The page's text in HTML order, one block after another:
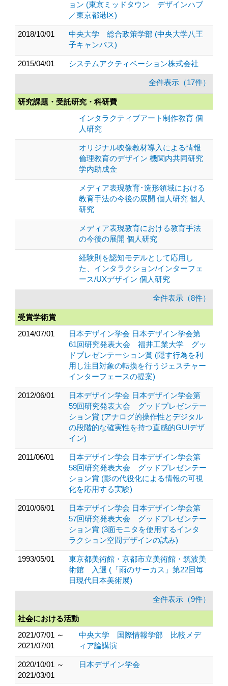
ョン (東京ミッドタウン デザインハブ
／東京都港区)
2018/10/01
中央大学 総合政策学部 (中央大学八王
子キャンパス)
2015/04/01 システムアクティベーション株式会社
全件表示（17件）
研究課題・受託研究・科研費
インタラクティブアート制作教育 個
人研究
オリジナル映像教材導入による情報
倫理教育のデザイン 機関内共同研究
学内助成金
メディア表現教育･造形領域における
教育手法の今後の展開 個人研究 個人
研究
メディア表現教育における教育手法
の今後の展開 個人研究
経験則を認知モデルとして応用し
た、インタラクション/インターフェ
ース/UXデザイン 個人研究
全件表示（8件）
受賞学術賞
2014/07/01
日本デザイン学会 日本デザイン学会第
61回研究発表大会 福井工業大学 グッ
ドプレゼンテーション賞 (隠す行為を利
用し注目対象の転換を行うジェスチャー
インターフェースの提案)
2012/06/01
日本デザイン学会 日本デザイン学会第
59回研究発表大会 グッドプレゼンテー
ション賞 (アナログ的操作性とデジタル
の段階的な確実性を持つ直感的GUIデザ
イン)
2011/06/01
日本デザイン学会 日本デザイン学会第
58回研究発表大会 グッドプレゼンテー
ション賞 (影の代役化による情報の可視
化を応用する実験)
2010/06/01
日本デザイン学会 日本デザイン学会第
57回研究発表大会 グッドプレゼンテー
ション賞 (3面モニタを使用するインタ
ラクション空間デザインの試み)
1993/05/01
東京都美術館・京都市立美術館・筑波美
術館 入選 (「雨のサーカス」第22回毎
日現代日本美術展)
全件表示（9件）
社会における活動
2021/07/01 ～
2021/07/01
中央大学 国際情報学部 比較メデ
ィア論講演
2020/10/01 ～
2021/03/01
日本デザイン学会